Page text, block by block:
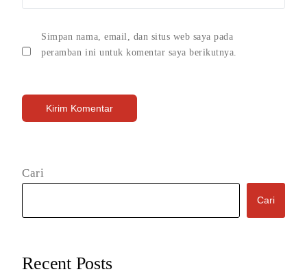
Simpan nama, email, dan situs web saya pada
peramban ini untuk komentar saya berikutnya.
Cari
Cari
Recent Posts